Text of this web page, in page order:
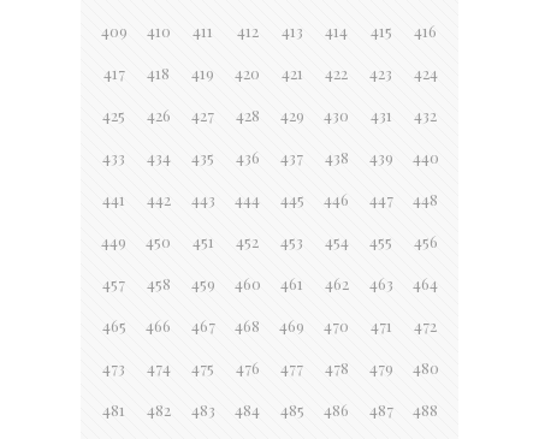
409 410 411 412 413 414 415 416
417 418 419 420 421 422 423 424
425 426 427 428 429 430 431 432
433 434 435 436 437 438 439 440
441 442 443 444 445 446 447 448
449 450 451 452 453 454 455 456
457 458 459 460 461 462 463 464
465 466 467 468 469 470 471 472
473 474 475 476 477 478 479 480
481 482 483 484 485 486 487 488